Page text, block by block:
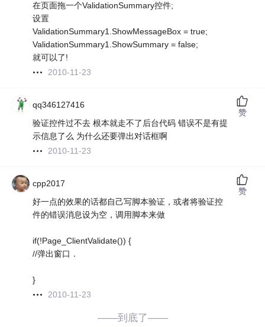
在页面拖一个ValidationSummary控件;
设置
ValidationSummary1.ShowMessageBox = true;
ValidationSummary1.ShowSummary = false;
就可以了!
2010-11-23
qq346127416
验证控件过不去 根本就走不了后台代码 错误不是有提
示信息了么 为什么还要弹出对话框啊
2010-11-23
赞
cpp2017
好一点的效果的话都自己写脚本验证，或者将验证控
件的错误消息设为空，调用脚本来做
if(!Page_ClientValidate()) {
//弹出窗口．
}
2010-11-23
赞
——到底了——